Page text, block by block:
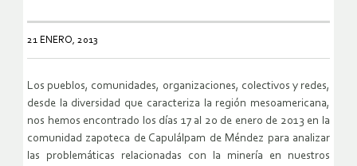
21 ENERO, 2013
Los pueblos, comunidades, organizaciones, colectivos y redes,
desde la diversidad que caracteriza la región mesoamericana,
nos hemos encontrado los días 17 al 20 de enero de 2013 en la
comunidad zapoteca de Capulálpam de Méndez para analizar
las problemáticas relacionadas con la minería en nuestros